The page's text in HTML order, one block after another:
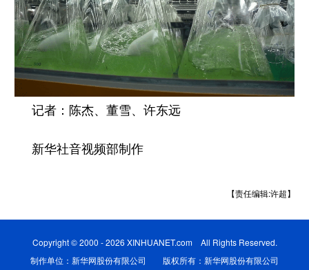
记者：陈杰、董雪、许东远
新华社音视频部制作
【责任编辑:许超】
Copyright © 2000 - 2026 XINHUANET.com All Rights Reserved.
制作单位：新华网股份有限公司 版权所有：新华网股份有限公司